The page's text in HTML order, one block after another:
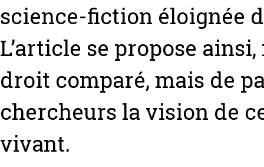
science-fiction éloignée
L’article se propose
droit comparé, mais de
chercheurs la vision de
vivant.